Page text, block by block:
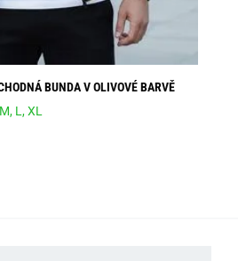
BUNDA V OLIVOVÉ BARVĚ
M, L,XL